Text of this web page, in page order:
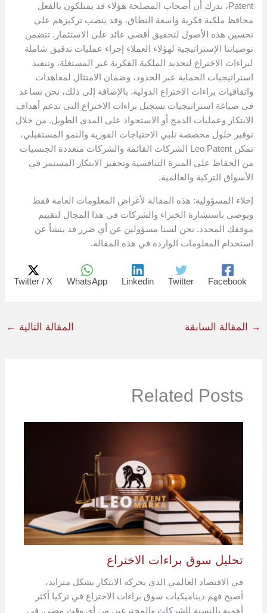
Patent، ندرك أن أصحاب المصلحة هؤلاء قد يمتلكون بالفعل
محافظ ملكية فكرية واسعة النطاق، وقد ينصب تركيزهم على
تحسين هذه الأصول لتحقيق أقصى عائد على الاستثمار. تتضمن
توصياتنا الإستراتيجية لهؤلاء العملاء إجراء عمليات تدقيق شاملة
لبراءات الاختراع لتحديد الملكية الفكرية غير المستغلة، وتنفيذ
استراتيجيات الحماية عبر الحدود، وضمان الامتثال لمعاهدات
واتفاقيات براءات الاختراع الدولية. بالإضافة إلى ذلك، نحن نساعد
في صياغة استراتيجيات تسجيل براءات الاختراع التي تدعم أهداف
الابتكار وعمليات الدمج أو الاستحواذ على المدى الطويل. من خلال
توفير حلول مخصصة تلبي الاحتياجات الفورية والنمو المستقبلي،
تمكن Leo Patent الشركات القائمة والشركات متعددة الجنسيات
من الحفاظ على الميزة التنافسية وتحفيز الابتكار المستمر في
الأسواق التركية والعالمية.
إخلاء المسؤولية: هذه المقالة لأغراض المعلومات العامة فقط
ويوصى باستشارة الخبراء والشركات في هذا المجال لتقييم
موقفك المحدد. نحن لسنا مسؤولين عن أي ضرر قد ينشأ عن
استخدام المعلومات الواردة في هذه المقالة.
Facebook
Twitter
Linkedin
WhatsApp
Twitter / X
→ المقالة السابقة المقالة التالية ←
Related Posts
تحليل سوق براءات الاختراع
في الاقتصاد العالمي الذي يحركه الابتكار بشكل متزايد،
أصبح فهم ديناميكيات سوق براءات الاختراع في تركيا أكثر
أهمية بالنسبة للشركات والمخترعين من أي وقت مضى. في